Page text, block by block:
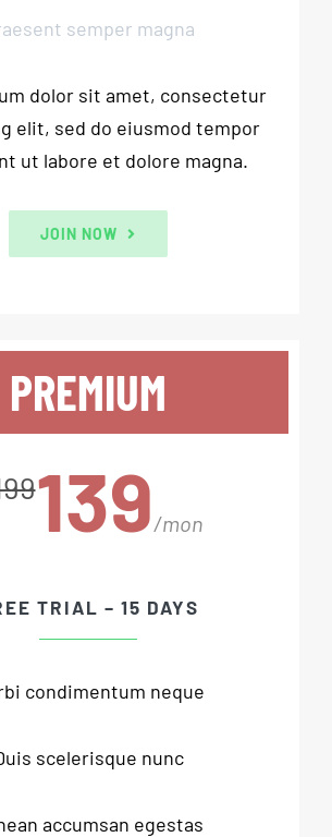
semper magna
dolor sit amet, consectetur
elit, sed do eiusmod tempor
ut labore et dolore magna.
JOIN NOW
PREMIUM
139/mon
TRIAL – 15 DAYS
condimentum neque
scelerisque nunc
accumsan egestas